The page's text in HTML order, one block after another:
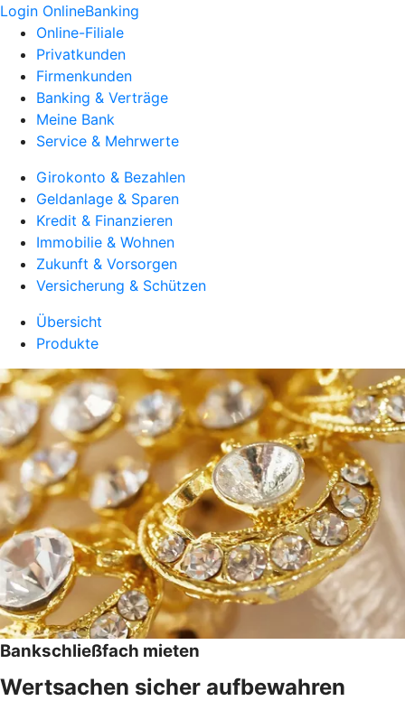
Login OnlineBanking
Online-Filiale
Privatkunden
Firmenkunden
Banking & Verträge
Meine Bank
Service & Mehrwerte
Girokonto & Bezahlen
Geldanlage & Sparen
Kredit & Finanzieren
Immobilie & Wohnen
Zukunft & Vorsorgen
Versicherung & Schützen
Übersicht
Produkte
Bankschließfach mieten
Wertsachen sicher aufbewahren